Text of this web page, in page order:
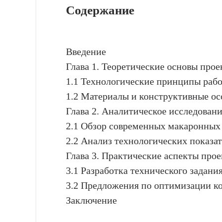
Содержание
Введение
Глава 1. Теоретические основы
1.1 Технологические принципы
1.2 Материалы и конструктивные
Глава 2. Аналитическое
2.1 Обзор современных макаронных
2.2 Анализ технологических
Глава 3. Практические аспекты
3.1 Разработка технического
3.2 Предложения по оптимизации
Заключение